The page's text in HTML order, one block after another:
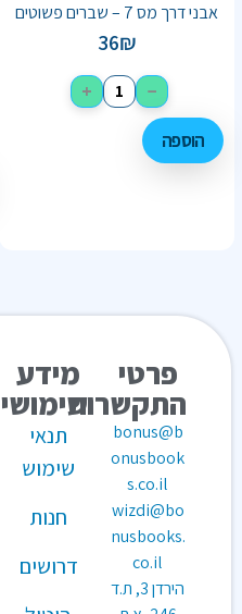
אבני דרך מס 7 – שברים פשוטים
36₪
−
+
הוספה
פרטי
התקשרות
bonus@b
onusbook
s.co.il
wizdi@bo
nusbooks.
co.il
הירדן 3, ת.ד
מידע
שימושי
תנאי
שימוש
חנות
דרושים